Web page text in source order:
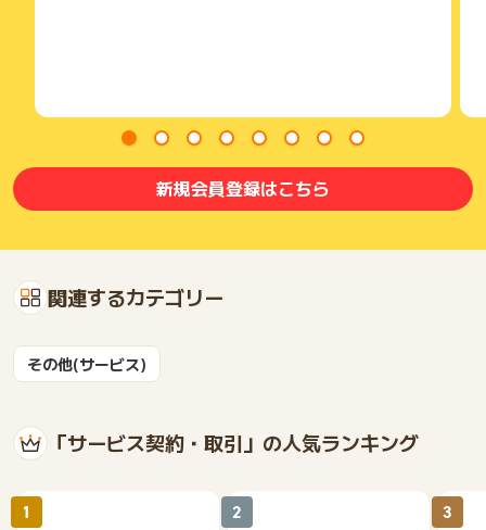
新規会員登録はこちら
関連するカテゴリー
その他(サービス)
「サービス契約・取引」の人気ランキング
1 2 3